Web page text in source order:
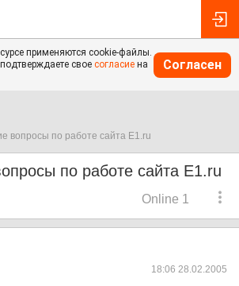
применяются cookie-файлы.
свое согласие на
Согласен
вопросы по работе сайта E1.ru
по работе сайта E1.ru
Online 1
18:06 28.02.2005